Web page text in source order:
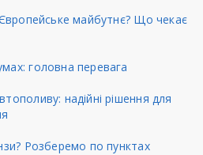
майбутнє? Що чекає
головна перевага
надійні рішення для
Розберемо по пунктах